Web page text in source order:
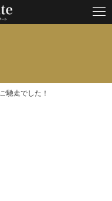
ご馳走でした！